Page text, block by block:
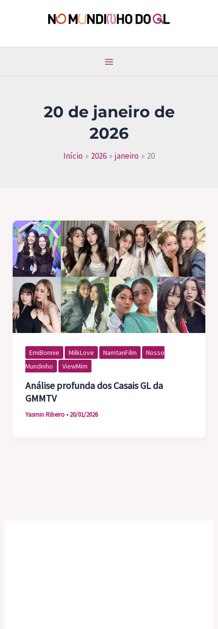
conteúdo
20 de janeiro de
2026
Início 2026 janeiro 20
EmiBonnie MilkLove NamtanFilm
Nosso
Mundinho
ViewMim
Análise profunda dos Casais GL da
GMMTV
Yasmin Ribeiro •20/01/2026